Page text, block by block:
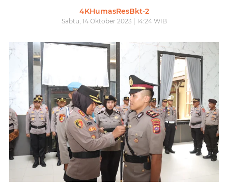
4KHumasResBkt-2
Sabtu, 14 Oktober 2023 | 14:24 WIB